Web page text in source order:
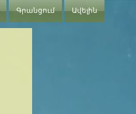
Գրանցում Ավելին